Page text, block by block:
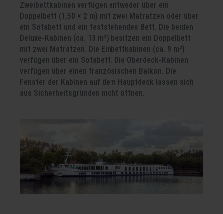
Zweibettkabinen verfügen entweder über ein
Doppelbett (1,50 × 2 m) mit zwei Matratzen oder über
ein Sofabett und ein feststehendes Bett. Die beiden
Deluxe-Kabinen (ca. 13 m²) besitzen ein Doppelbett
mit zwei Matratzen. Die Einbettkabinen (ca. 9 m²)
verfügen über ein Sofabett. Die Oberdeck-Kabinen
verfügen über einen französischen Balkon. Die
Fenster der Kabinen auf dem Hauptdeck lassen sich
aus Sicherheitsgründen nicht öffnen.